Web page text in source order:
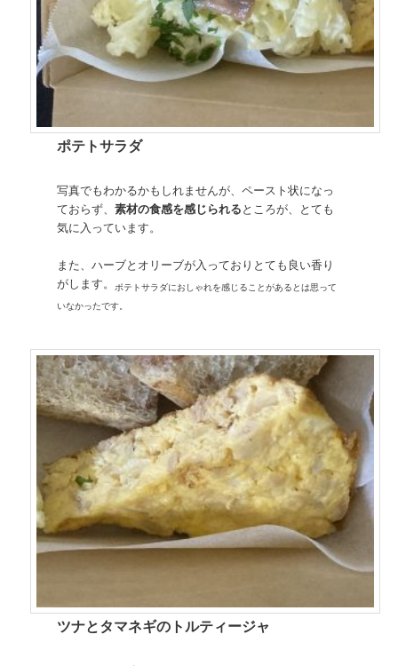
ポテトサラダ
写真でもわかるかもしれませんが、ペースト状になっ
ておらず、素材の食感を感じられるところが、とても
気に入っています。
また、ハーブとオリーブが入っておりとても良い香り
がします。
ポテトサラダにおしゃれを感じることがあるとは思って
いなかったです。
ツナとタマネギのトルティージャ